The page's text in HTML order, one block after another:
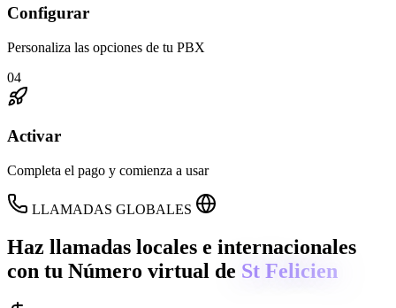
Configurar
Personaliza las opciones de tu PBX
04
Activar
Completa el pago y comienza a usar
LLAMADAS GLOBALES
Haz llamadas locales e internacionales
con tu Número virtual de St Felicien